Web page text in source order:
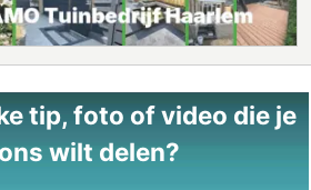
tip, foto of video die je
wilt delen?